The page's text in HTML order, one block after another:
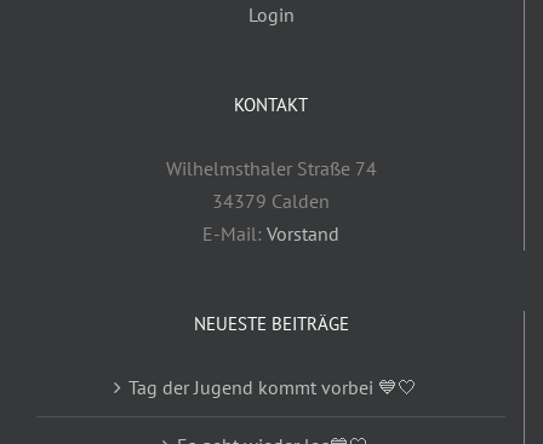
Login
KONTAKT
Wilhelmsthaler Straße 74
34379 Calden
E-Mail: Vorstand
NEUESTE BEITRÄGE
Tag der Jugend kommt vorbei 💙🤍